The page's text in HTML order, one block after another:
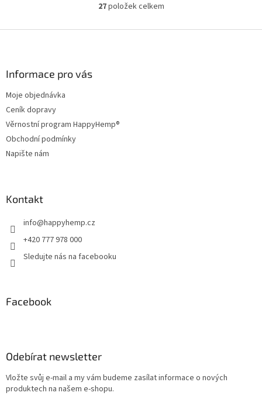
O
l
27položek celkem
Informace pro vás
Moje objednávka
Ceník dopravy
Věrnostní program HappyHemp®
Obchodní podmínky
Napište nám
Kontakt
info@happyhemp.cz
+420 777 978 000
Sledujte nás na facebooku
Facebook
Odebírat newsletter
Vložte svůj e-mail a my vám budeme zasílat informace o nových
produktech na našem e-shopu.